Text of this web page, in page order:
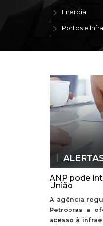
Energia
Portos e
ANP pode
União
A agência
Petrobras a
acesso à